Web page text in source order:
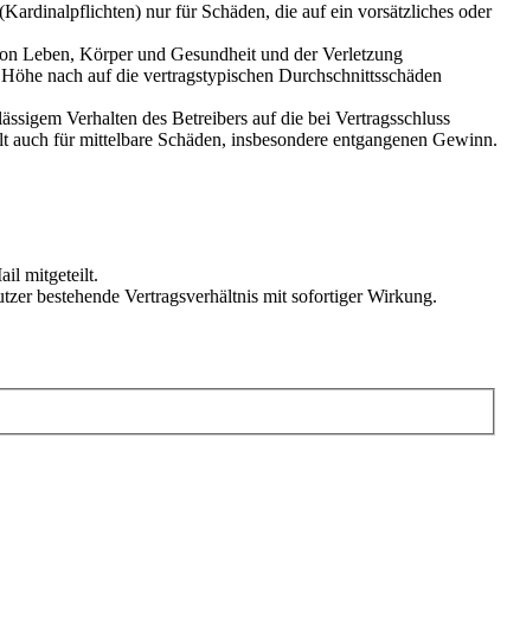
nur für Schäden, die auf ein vorsätzliches oder
Leben, Körper und Gesundheit und der Verletzung
nach auf die vertragstypischen Durchschnittsschäden
Verhalten des Betreibers auf die bei Vertragsschluss
für mittelbare Schäden, insbesondere entgangenen Gewinn.
mitgeteilt.
bestehende Vertragsverhältnis mit sofortiger Wirkung.